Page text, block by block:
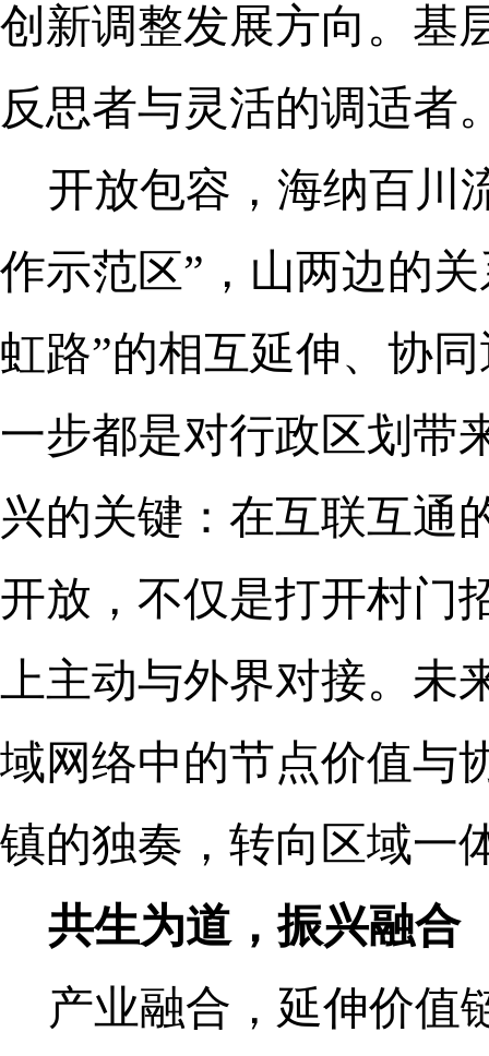
创新调整发展方向。基
反思者与灵活的调适者
开放包容，海纳百川
作示范区”，山两边的
虹路”的相互延伸、协
一步都是对行政区划带
兴的关键：在互联互通
开放，不仅是打开村门
上主动与外界对接。
域网络中的节点价值与
镇的独奏，转向区域一
共生为道，振兴融合
产业融合，延伸价值